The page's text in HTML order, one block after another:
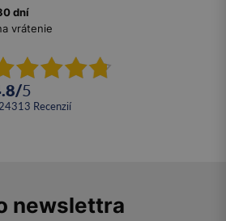
dní
vrátenie
/5
recenzií
newslettra